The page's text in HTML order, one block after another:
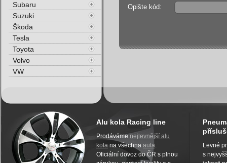
Opište kód:
Subaru
Suzuki
Škoda
Tesla
Toyota
Volvo
VW
Alu kola Racing line
Prodáváme nejlevnější alu
kola na všechna auta.
Oficiální dovoz do ČR s plnou
Levné
s